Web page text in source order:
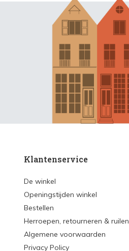
Klantenservice
De winkel
Openingstijden winkel
Bestellen
Herroepen, retourneren & ruilen
Algemene voorwaarden
Privacy Policy